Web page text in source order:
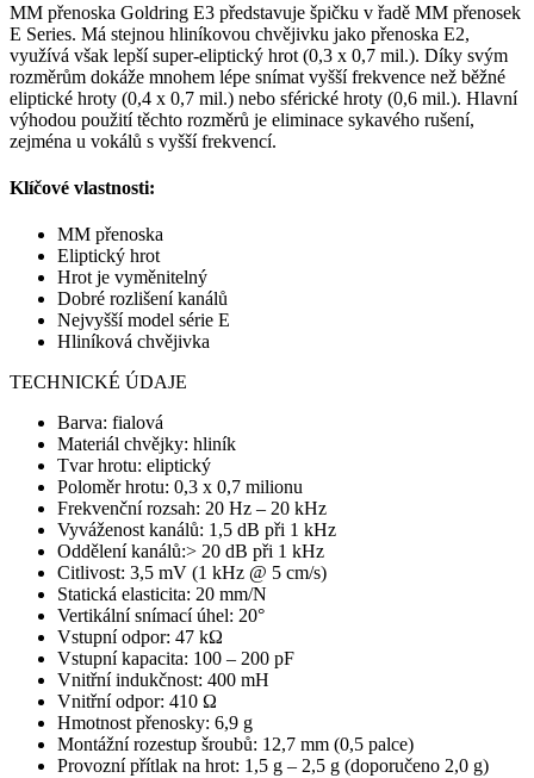
MM přenoska Goldring E3 představuje špičku v řadě MM přenosek
E Series. Má stejnou hliníkovou chvějivku jako přenoska E2,
využívá však lepší super-eliptický hrot (0,3 x 0,7 mil.). Díky svým
rozměrům dokáže mnohem lépe snímat vyšší frekvence než běžné
eliptické hroty (0,4 x 0,7 mil.) nebo sférické hroty (0,6 mil.). Hlavní
výhodou použití těchto rozměrů je eliminace sykavého rušení,
zejména u vokálů s vyšší frekvencí.
Klíčové vlastnosti:
MM přenoska
Eliptický hrot
Hrot je vyměnitelný
Dobré rozlišení kanálů
Nejvyšší model série E
Hliníková chvějivka
TECHNICKÉ ÚDAJE
Barva: fialová
Materiál chvějky: hliník
Tvar hrotu: eliptický
Poloměr hrotu: 0,3 x 0,7 milionu
Frekvenční rozsah: 20 Hz – 20 kHz
Vyváženost kanálů: 1,5 dB při 1 kHz
Oddělení kanálů:> 20 dB při 1 kHz
Citlivost: 3,5 mV (1 kHz @ 5 cm/s)
Statická elasticita: 20 mm/N
Vertikální snímací úhel: 20°
Vstupní odpor: 47 kΩ
Vstupní kapacita: 100 – 200 pF
Vnitřní indukčnost: 400 mH
Vnitřní odpor: 410 Ω
Hmotnost přenosky: 6,9 g
Montážní rozestup šroubů: 12,7 mm (0,5 palce)
Provozní přítlak na hrot: 1,5 g – 2,5 g (doporučeno 2,0 g)